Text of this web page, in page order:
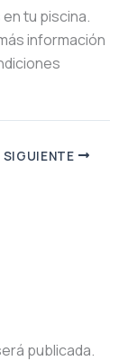
tu piscina.
información
SIGUIENTE
publicada.